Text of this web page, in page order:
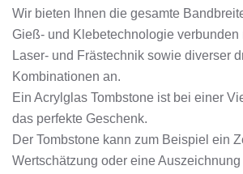
Wir bieten Ihnen die gesamte
Gieß- und Klebetechnologie verbunden
Laser- und Frästechnik sowie diverser
Kombinationen an.
Ein Acrylglas Tombstone ist bei einer
das perfekte Geschenk.
Der Tombstone kann zum Beispiel ein
Wertschätzung oder eine Auszeichnung